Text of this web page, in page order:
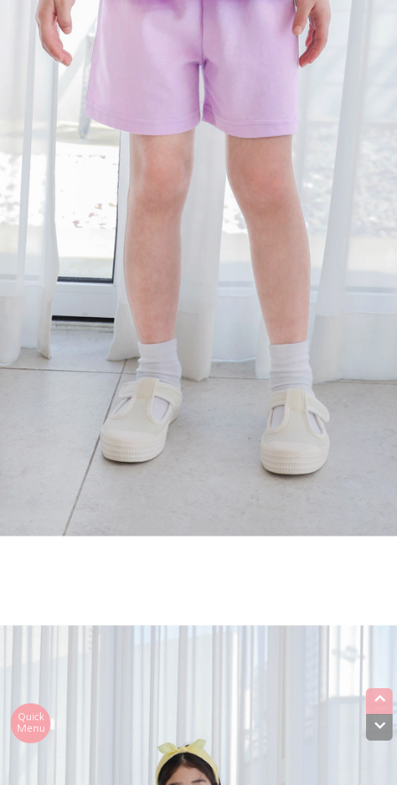
Quick
Menu